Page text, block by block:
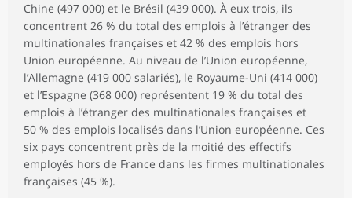
Chine (497 000) et le Brésil (439 000). À eux trois, ils
concentrent 26 % du total des emplois à l’étranger des
multinationales françaises et 42 % des emplois hors
Union européenne. Au niveau de l’Union européenne,
l’Allemagne (419 000 salariés), le Royaume-Uni (414 000)
et l’Espagne (368 000) représentent 19 % du total des
emplois à l’étranger des multinationales françaises et
50 % des emplois localisés dans l’Union européenne. Ces
six pays concentrent près de la moitié des effectifs
employés hors de France dans les firmes multinationales
françaises (45 %).